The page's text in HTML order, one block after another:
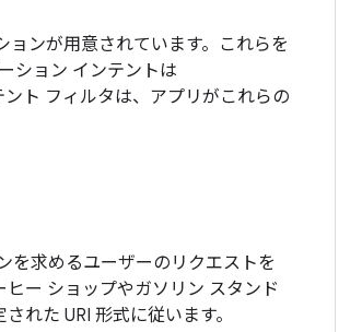
ョンが用意されています。これらを
ション インテントは
ト フィルタは、アプリがこれらの
を求めるユーザーのリクエストを
ー ショップやガソリン スタンド
れた URI 形式に従います。